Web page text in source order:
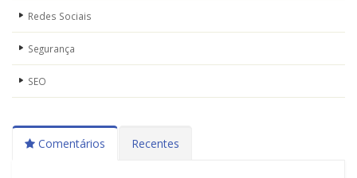
Redes Sociais
Segurança
SEO
Comentários Recentes